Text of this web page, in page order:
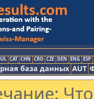
CAT CHN CRO CZE DEN ENG ESP
база данных AUT